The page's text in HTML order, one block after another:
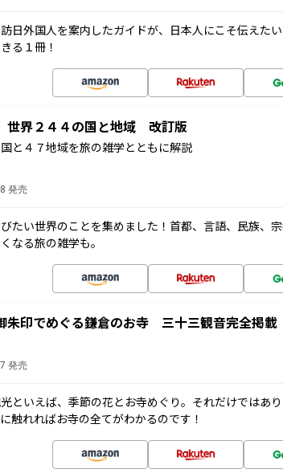
日外国人を案内したガイドが、日本人にこそ伝えた
る１冊！
界２４４の国と地域 改訂版
と４７地域を旅の雑学とともに解説
発売
たい世界のことを集めました！首都、言語、民族、
なる旅の雑学も。
印でめぐる鎌倉のお寺 三十三観音完全掲
発売
といえば、季節の花とお寺めぐり。それだけではあ
触れればお寺の全てがわかるのです！